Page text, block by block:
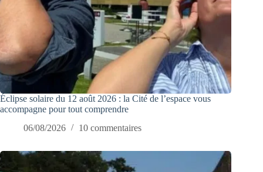
Éclipse solaire du 12 août 2026 : la Cité de l’espace vous
accompagne pour tout comprendre
06/08/2026
10 commentaires